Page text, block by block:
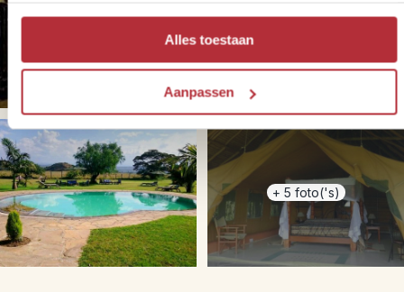
Alles toestaan
Aanpassen
+ 5 foto('s)